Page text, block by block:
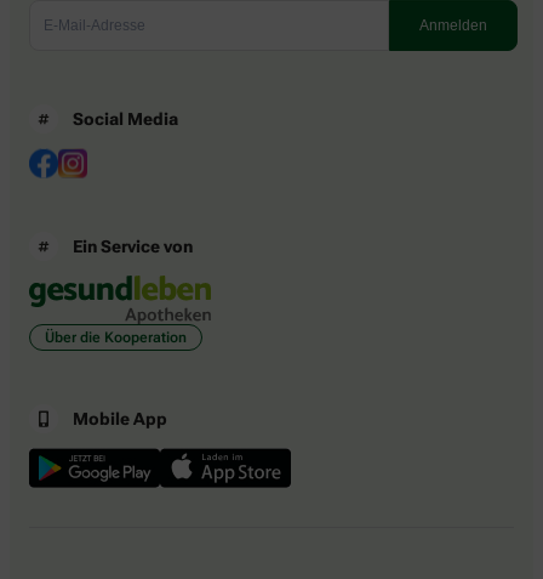
Social Media
Ein Service von
Über die Kooperation
Mobile App